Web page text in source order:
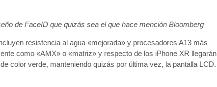
de FaceID que quizás sea el que hace mención Bloomberg
resistencia al agua «mejorada» y procesadores A13 más
como «AMX» o «matriz» y respecto de los iPhone XR llegarán
color verde, manteniendo quizás por última vez, la pantalla LCD.